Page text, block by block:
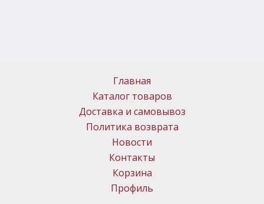
Главная
Каталог товаров
Доставка и самовывоз
Политика возврата
Новости
Контакты
Корзина
Профиль